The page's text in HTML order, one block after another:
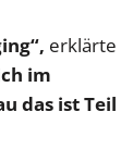
erklärte
im
das ist Teil